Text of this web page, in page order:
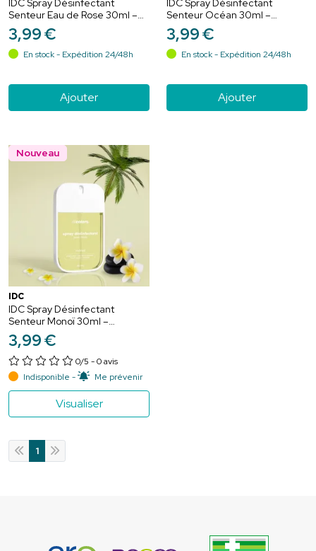
IDC Spray Désinfectant
Senteur Eau de Rose 30ml –
Assainissement et
délicatesse
3,99€
En stock - Expédition 24/48h
Ajouter
IDC Spray Désinfectant
Senteur Océan 30ml –
Assainissement et vitalité
3,99€
En stock - Expédition 24/48h
Ajouter
Nouveau
IDC
IDC Spray Désinfectant
Senteur Monoï 30ml –
Assainissement et évasion
3,99€
0/5 - 0 avis
Indisponible -
Me prévenir
Visualiser
1